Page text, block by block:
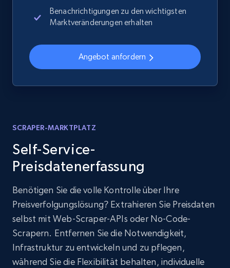
Benachrichtigungen zu den wichtigsten
Marktveränderungen erhalten
Angebot anfordern
SCRAPER-MARKTPLATZ
Self-Service-
Preisdatenerfassung
Benötigen Sie die volle Kontrolle über Ihre
Preisverfolgungslösung? Extrahieren Sie Preisdaten
selbst mit Web-Scraper-APIs oder No-Code-
Scrapern. Entfernen Sie die Notwendigkeit,
Infrastruktur zu entwickeln und zu pflegen,
während Sie die Flexibilität behalten, individuelle